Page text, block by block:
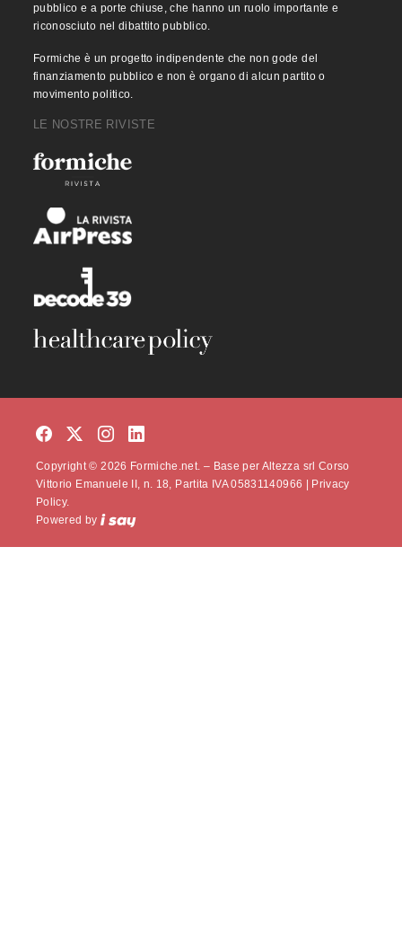
pubblico e a porte chiuse, che hanno un ruolo importante e
riconosciuto nel dibattito pubblico.
Formiche è un progetto indipendente che non gode del
finanziamento pubblico e non è organo di alcun partito o
movimento politico.
LE NOSTRE RIVISTE
Copyright © 2026 Formiche.net. – Base per Altezza srl Corso
Vittorio Emanuele II, n. 18, Partita IVA 05831140966 | Privacy
Policy.
Powered by